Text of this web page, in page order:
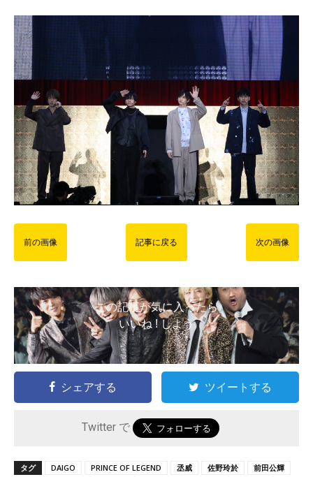
前の画像 記事に戻る 次の画像
この記事が気に入ったら
いいね ! しよう
シェアする ツイートする
Twitter で
タグ DAIGO PRINCE OF LEGEND 丞威 佐野玲於
前田公輝